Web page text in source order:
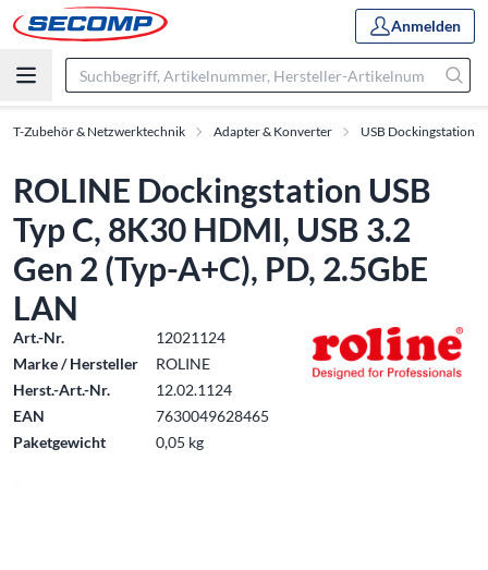
Anmelden
IT-Zubehör & Netzwerktechnik Adapter & Konverter USB Dockingstation
ROLINE Dockingstation USB
Typ C, 8K30 HDMI, USB 3.2
Gen 2 (Typ-A+C), PD, 2.5GbE
LAN
Art.-Nr.
12021124
Marke / Hersteller
ROLINE
Herst.-Art.-Nr.
12.02.1124
EAN
7630049628465
Paketgewicht
0,05 kg